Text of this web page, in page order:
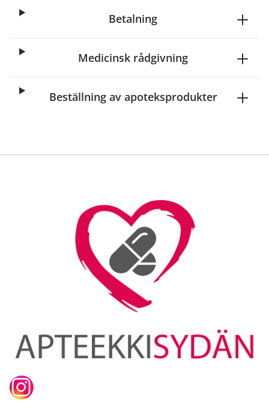
Betalning
Medicinsk rådgivning
Beställning av apoteksprodukter